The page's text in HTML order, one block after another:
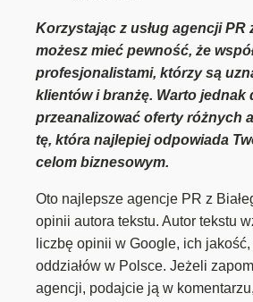
Korzystając z usług agencji PR
możesz mieć pewność, że
profesjonalistami, którzy są
klientów i branżę. Warto jednak
przeanalizować oferty różnych
tę, która najlepiej odpowiada
celom biznesowym.
Oto najlepsze agencje PR z
opinii autora tekstu. Autor tekstu
liczbę opinii w Google, ich
oddziałów w Polsce. Jeżeli
agencji, podajcie ją w